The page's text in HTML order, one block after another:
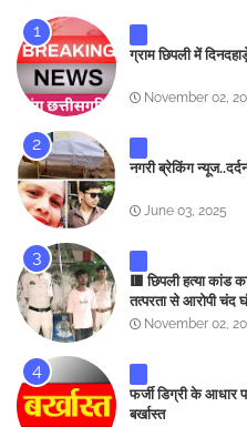
ग्राम छिपली में
November 02,
नगरी ब्रेकिंग
June 03, 2025
🟥 छिपली हत्या कांड
तत्परता से आरोपी चंद
November 02,
फर्जी डिग्री के आधार
बर्खास्त